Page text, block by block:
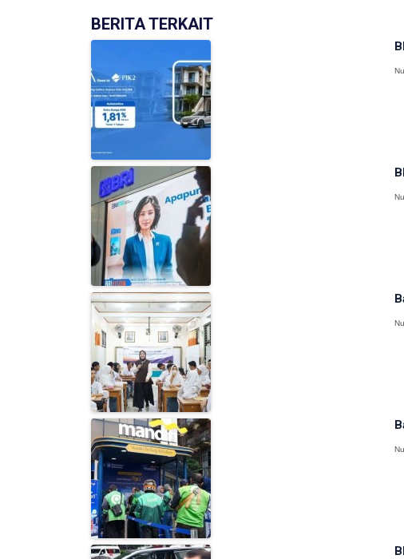
BERITA TERKAIT